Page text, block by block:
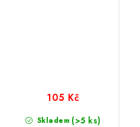
Skladem (>5 ks)
105 Kč